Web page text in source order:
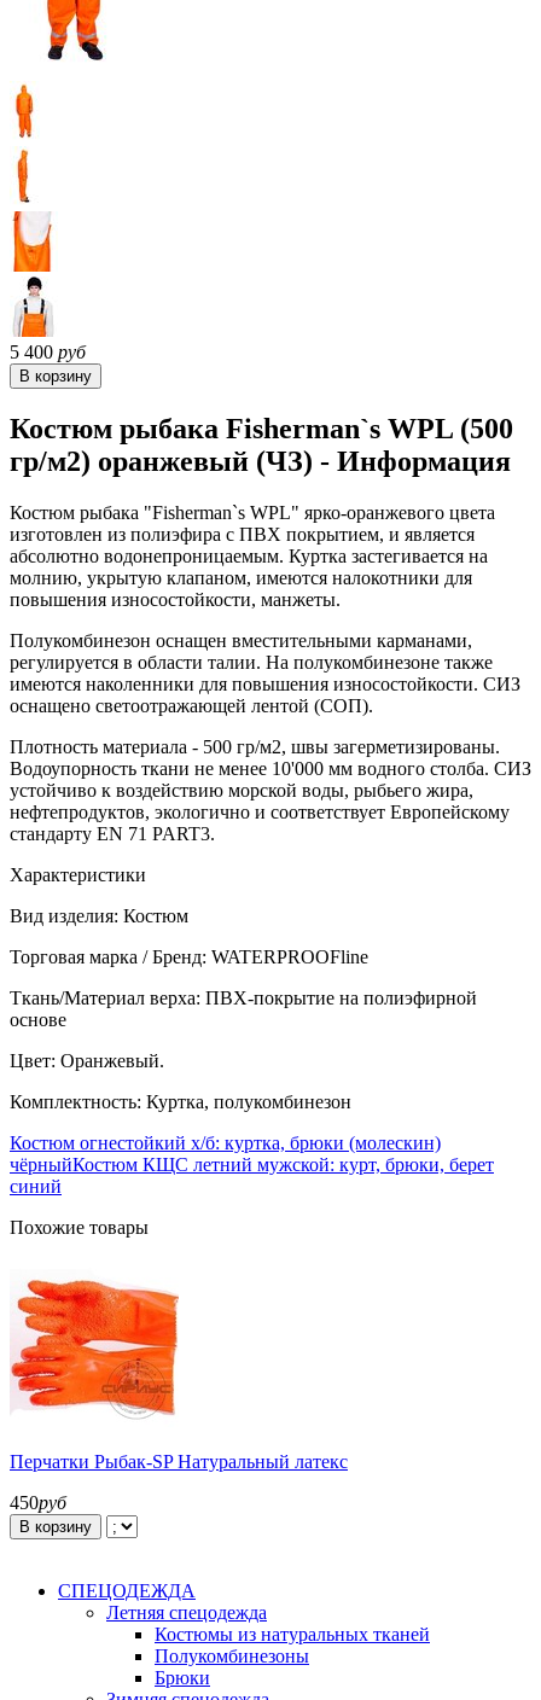
5 400 руб
Костюм рыбака Fisherman`s WPL (500
гр/м2) оранжевый (ЧЗ) - Информация
Костюм рыбака "Fisherman`s WPL" ярко-оранжевого цвета
изготовлен из полиэфира с ПВХ покрытием, и является
абсолютно водонепроницаемым. Куртка застегивается на
молнию, укрытую клапаном, имеются налокотники для
повышения износостойкости, манжеты.
Полукомбинезон оснащен вместительными карманами,
регулируется в области талии. На полукомбинезоне также
имеются наколенники для повышения износостойкости. СИЗ
оснащено светоотражающей лентой (СОП).
Плотность материала - 500 гр/м2, швы загерметизированы.
Водоупорность ткани не менее 10'000 мм водного столба. СИЗ
устойчиво к воздействию морской воды, рыбьего жира,
нефтепродуктов, экологично и соответствует Европейскому
стандарту EN 71 PART3.
Характеристики
Вид изделия: Костюм
Торговая марка / Бренд: WATERPROOFline
Ткань/Материал верха: ПВХ-покрытие на полиэфирной
основе
Цвет: Оранжевый.
Комплектность: Куртка, полукомбинезон
Костюм огнестойкий х/б: куртка, брюки (молескин)
чёрныйКостюм КЩС летний мужской: курт, брюки, берет
синий
Похожие товары
Перчатки Рыбак-SP Натуральный латекс
450руб
В корзину
СПЕЦОДЕЖДА
Летняя спецодежда
Костюмы из натуральных тканей
Полукомбинезоны
Брюки